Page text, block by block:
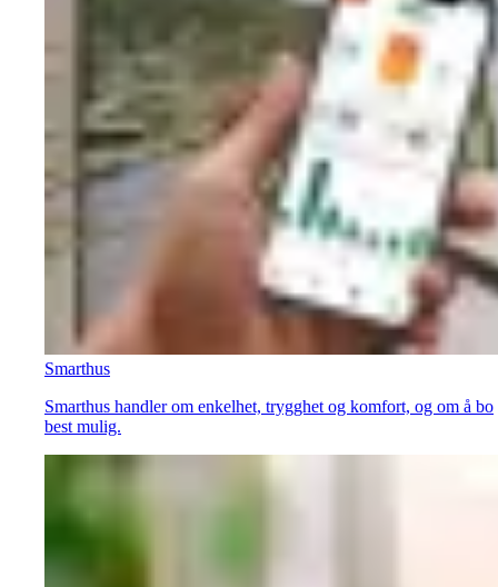
Smarthus
Smarthus handler om enkelhet, trygghet og komfort, og om å bo
best mulig.